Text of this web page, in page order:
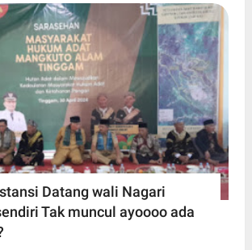
Datang wali Nagari
Tak muncul ayoooo ada